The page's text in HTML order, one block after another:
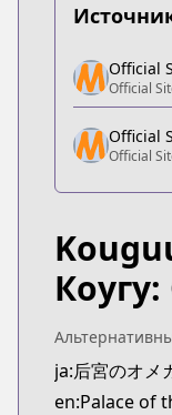
Official Site
Official Site
https://
Official Site
Official Site
https://
Official
Official
Official
Official
ja:后宮のオメ
en:Palace of